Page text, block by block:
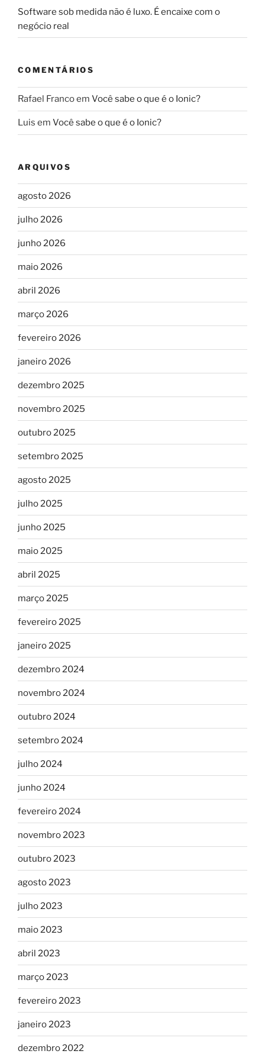
Software sob medida não é luxo. É encaixe com o
negócio real
COMENTÁRIOS
Rafael Francoem Você sabe o que é o Ionic?
Luis em Você sabe o que é o Ionic?
ARQUIVOS
agosto 2026
julho 2026
junho 2026
maio 2026
abril 2026
março 2026
fevereiro 2026
janeiro 2026
dezembro 2025
novembro 2025
outubro 2025
setembro 2025
agosto 2025
julho 2025
junho 2025
maio 2025
abril 2025
março 2025
fevereiro 2025
janeiro 2025
dezembro 2024
novembro 2024
outubro 2024
setembro 2024
julho 2024
junho 2024
fevereiro 2024
novembro 2023
outubro 2023
agosto 2023
julho 2023
maio 2023
abril 2023
março 2023
fevereiro 2023
janeiro 2023
dezembro 2022